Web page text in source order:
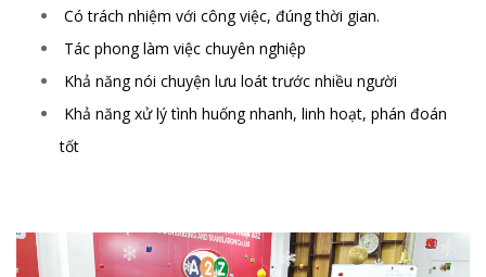
Có trách nhiệm với công việc, đúng thời gian.
Tác phong làm việc chuyên nghiệp
Khả năng nói chuyện lưu loát trước nhiều người
Khả năng xử lý tình huống nhanh, linh hoạt, phán đoán
tốt